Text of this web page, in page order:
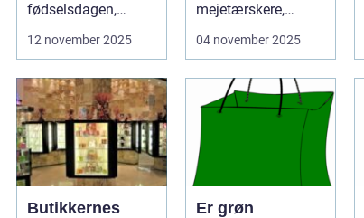
fødselsdagen,
bord...
12 november 2025
mejetærskere,
transport, tø...
04 november 2025
Butikkernes
Er grøn